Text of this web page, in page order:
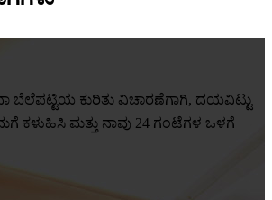
ಬೆಲೆಪಟ್ಟಿಯ ಕುರಿತು ವಿಚಾರಣೆಗಾಗಿ, ದಯವಿಟ್ಟು
ಕಳುಹಿಸಿ ಮತ್ತು ನಾವು 24 ಗಂಟೆಗಳ ಒಳಗೆ